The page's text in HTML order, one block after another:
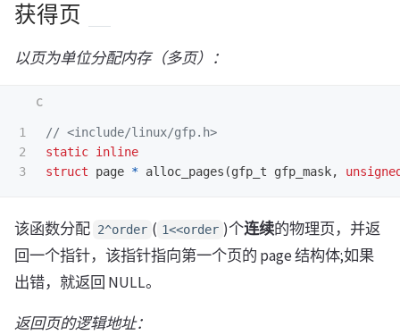
获得页
以页为单位分配内存（多页）：
1
2
// <include/linux/gfp.h>
static inline
struct
page * alloc_pages (gfp_t gfp_mask,
该函数分配 2^order ( 1<<order )个连续的物理页，并返
回一个指针，该指针指向第一个页的 page 结构体;如果
出错，就返回 NULL。
返回页的逻辑地址：